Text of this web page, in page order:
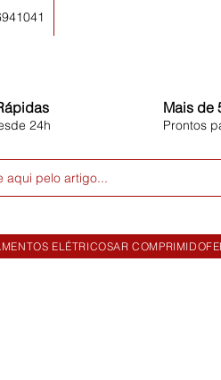
24h
Mais de
Prontos
aqui pelo artigo...
ELÉTRICOSAR COMPRIMIDO